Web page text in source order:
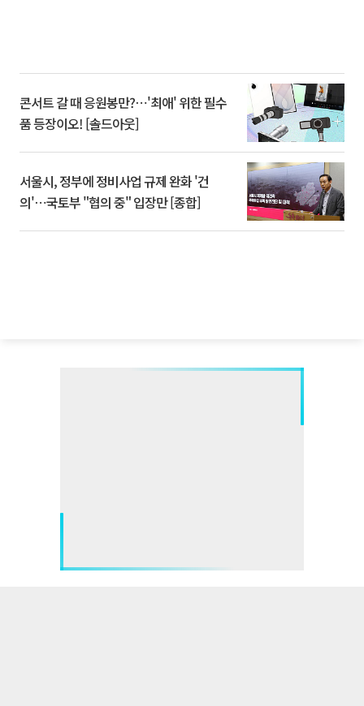
콘서트 갈 때 응원봉만?⋯'최애' 위한 필수
품 등장이오! [솔드아웃]
서울시, 정부에 정비사업 규제 완화 '건
의'⋯국토부 "협의 중" 입장만 [종합]